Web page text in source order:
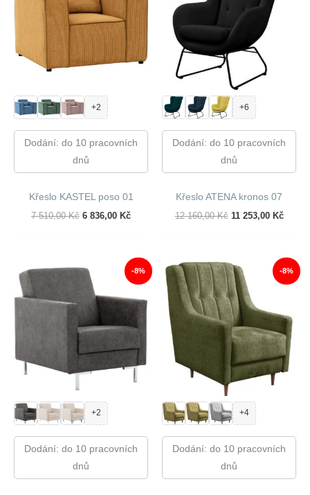
+2
Dodání: do 10 pracovních
dnů
Křeslo KASTEL poso 01
7 510,00Kč Původní
6 836,00 KčAktuální
836,00 Kč.
+6
Dodání: do 10 pracovních
dnů
Křeslo ATENA kronos 07
12 160,00Kč Původní
11 253,00 Kč
-8%
+2
Dodání: do 10 pracovních
dnů
-8%
+4
Dodání: do 10 pracovních
dnů